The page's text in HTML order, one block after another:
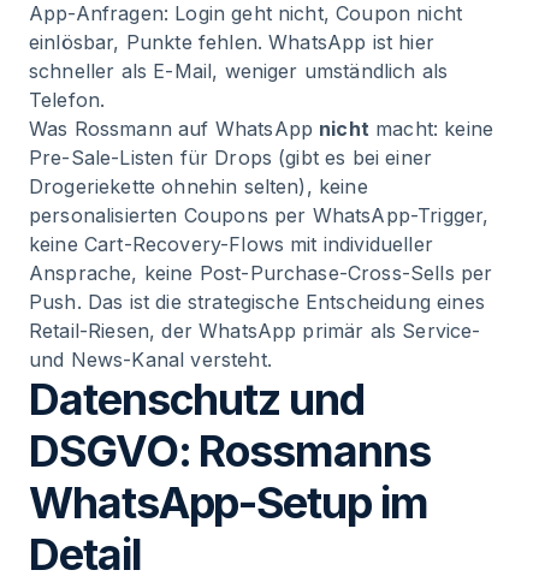
App-Anfragen: Login geht nicht, Coupon nicht
einlösbar, Punkte fehlen. WhatsApp ist hier
schneller als E-Mail, weniger umständlich als
Telefon.
Was Rossmann auf WhatsApp nichtmacht: keine
Pre-Sale-Listen für Drops (gibt es bei einer
Drogeriekette ohnehin selten), keine
personalisierten Coupons per WhatsApp-Trigger,
keine Cart-Recovery-Flows mit individueller
Ansprache, keine Post-Purchase-Cross-Sells per
Push. Das ist die strategische Entscheidung eines
Retail-Riesen, der WhatsApp primär als Service-
und News-Kanal versteht.
Datenschutz und
DSGVO: Rossmanns
WhatsApp-Setup im
Detail